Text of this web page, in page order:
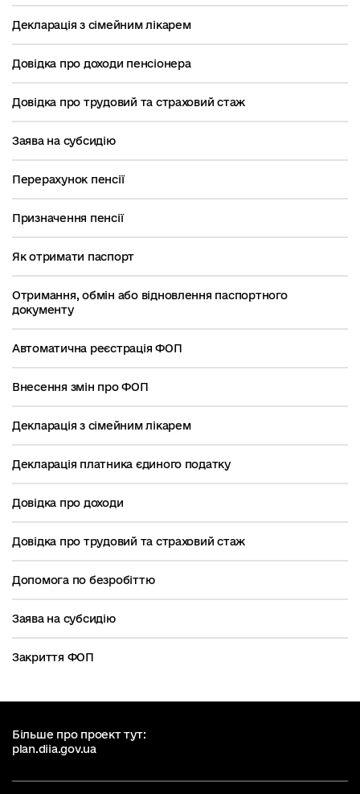
Декларація з сімейним лікарем
Довідка про доходи пенсіонера
Довідка про трудовий та страховий стаж
Заява на субсидію
Перерахунок пенсії
Призначення пенсії
Як отримати паспорт
Отримання, обмін або відновлення паспортного
документу
Автоматична реєстрація ФОП
Внесення змін про ФОП
Декларація з сімейним лікарем
Декларація платника єдиного податку
Довідка про доходи
Довідка про трудовий та страховий стаж
Допомога по безробіттю
Заява на субсидію
Закриття ФОП
Більше про проект тут:
plan.diia.gov.ua